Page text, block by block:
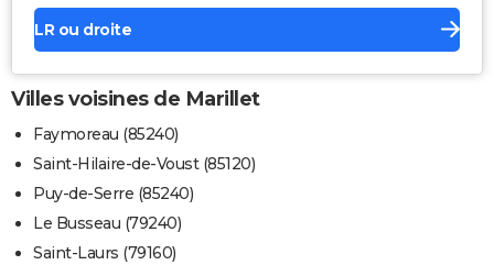
LR ou droite
Villes voisines de Marillet
Faymoreau (85240)
Saint-Hilaire-de-Voust (85120)
Puy-de-Serre (85240)
Le Busseau (79240)
Saint-Laurs (79160)